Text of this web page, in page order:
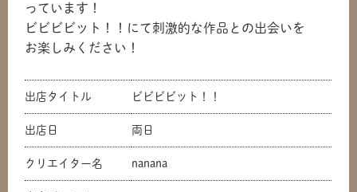
っています！
ビビビビット！！にて刺激的な作品との出会いを
お楽しみください！
出店タイトル ビビビビット！！
出店日 両日
クリエイター名 nanana